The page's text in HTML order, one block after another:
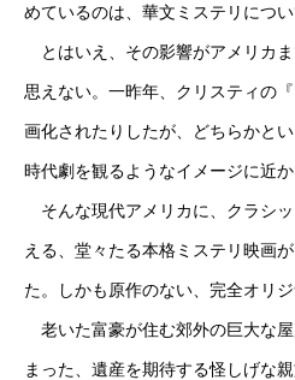
めているのは、華文ミステリにつ
とはいえ、その影響がアメリカ
思えない。一昨年、クリスティの
画化されたりしたが、どちらかと
時代劇を観るようなイメージに近
そんな現代アメリカに、クラシ
える、堂々たる本格ミステリ映画
た。しかも原作のない、完全オリジ
老いた富豪が住む郊外の巨大な
まった、遺産を期待する怪しげな